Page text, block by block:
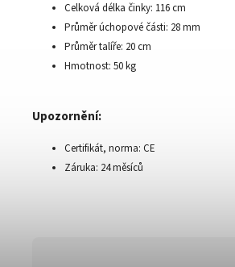
Celková délka činky: 116 cm
Průměr úchopové části: 28 mm
Průměr talíře: 20 cm
Hmotnost: 50 kg
Upozornění:
Certifikát, norma: CE
Záruka: 24 měsíců